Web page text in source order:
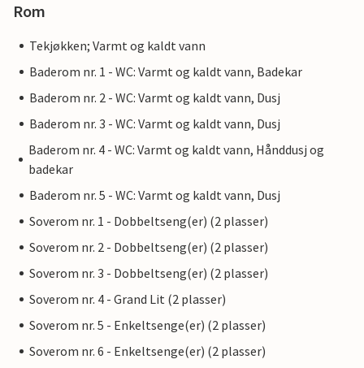
Rom
Tekjøkken; Varmt og kaldt vann
Baderom nr. 1 - WC: Varmt og kaldt vann, Badekar
Baderom nr. 2 - WC: Varmt og kaldt vann, Dusj
Baderom nr. 3 - WC: Varmt og kaldt vann, Dusj
Baderom nr. 4 - WC: Varmt og kaldt vann, Hånddusj og
badekar
Baderom nr. 5 - WC: Varmt og kaldt vann, Dusj
Soverom nr. 1 - Dobbeltseng(er) (2 plasser)
Soverom nr. 2 - Dobbeltseng(er) (2 plasser)
Soverom nr. 3 - Dobbeltseng(er) (2 plasser)
Soverom nr. 4 - Grand Lit (2 plasser)
Soverom nr. 5 - Enkeltsenge(er) (2 plasser)
Soverom nr. 6 - Enkeltsenge(er) (2 plasser)